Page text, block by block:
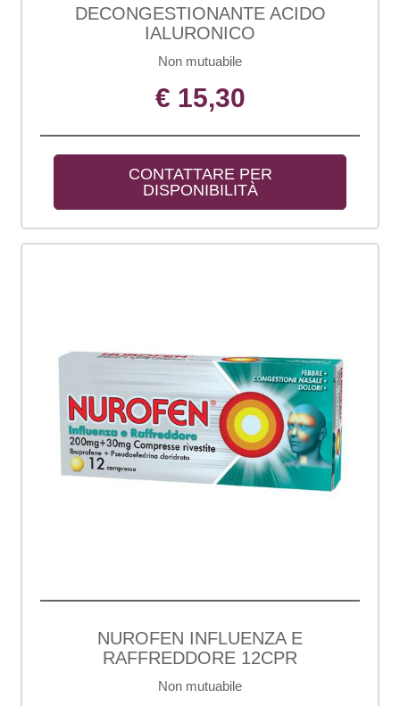
DECONGESTIONANTE ACIDO
IALURONICO
Non mutuabile
€ 15,30
CONTATTARE PER
DISPONIBILITÀ
NUROFEN INFLUENZA E
RAFFREDDORE 12CPR
Non mutuabile